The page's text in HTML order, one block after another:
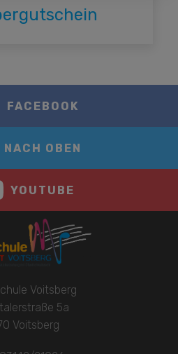
FACEBOOK
NACH OBEN
YOUTUBE
Voitsberg
5a
Voitsberg